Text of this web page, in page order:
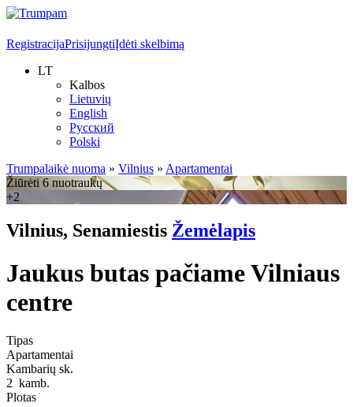
RegistracijaPrisijungtiĮdėti skelbimą
LT
Kalbos
Lietuvių
English
Русский
Polski
Trumpalaikė nuoma » Vilnius » Apartamentai
Žiūrėti 6 nuotraukų
+2
Vilnius, Senamiestis Žemėlapis
Jaukus butas pačiame Vilniaus
centre
Tipas
Apartamentai
Kambarių sk.
2 kamb.
Plotas